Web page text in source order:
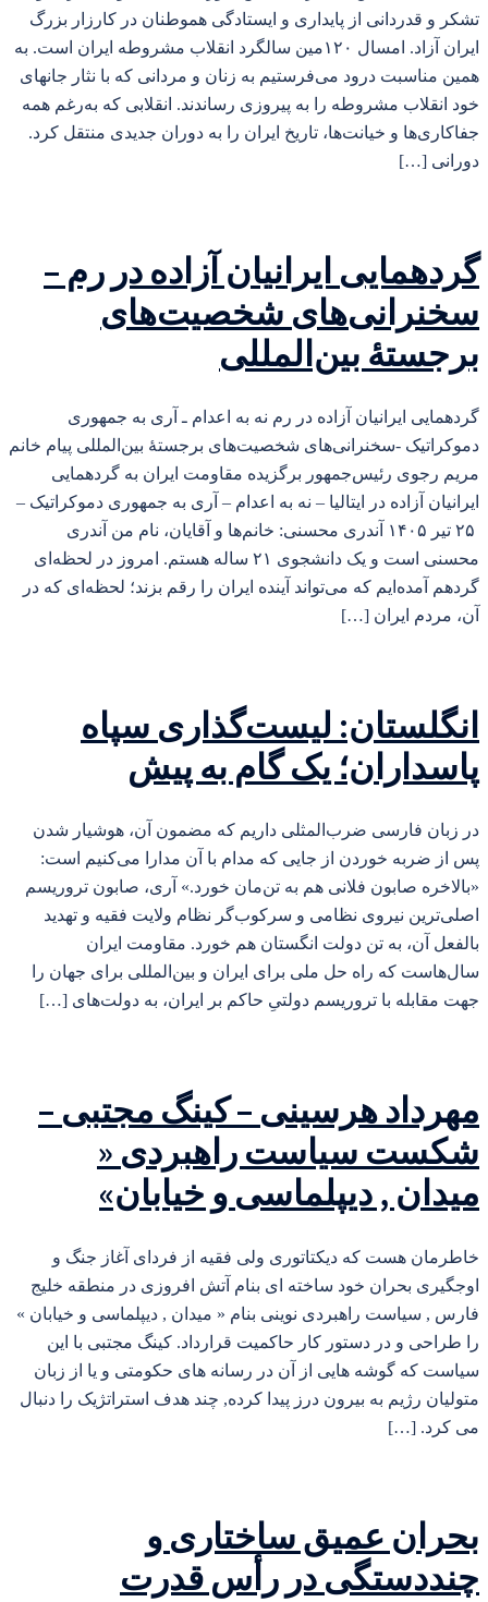
تشکر و قدردانی از پایداری و ایستادگی هموطنان در کارزار بزرگ
ایران آزاد. امسال ۱۲۰مین سالگرد انقلاب مشروطه ایران است. به
همین مناسبت درود می‌فرستیم به زنان و مردانی که با نثار جانهای
خود انقلاب مشروطه را به پیروزی رساندند. انقلابی که به‌رغم همه
جفاکاری‌ها و خیانت‌ها، تاریخ ایران را به دوران جدیدی منتقل کرد.
دورانی […]
گردهمایی ایرانیان آزاده در رم –
سخنرانی‌های شخصیت‌های
برجستهٔ بین‌المللی
گردهمایی ایرانیان آزاده در رم نه به اعدام ـ آری به جمهوری
دموکراتیک -سخنرانی‌های شخصیت‌های برجستهٔ بین‌المللی پیام خانم
مریم رجوی رئیس‌جمهور برگزیده مقاومت ایران به گردهمایی
ایرانیان آزاده در ایتالیا – نه به اعدام – آری به جمهوری دموکراتیک –
۲۵ تیر ۱۴۰۵ آندری محسنی: خانم‌ها و آقایان، نام من آندری
محسنی است و یک دانشجوی ۲۱ ساله هستم. امروز در لحظه‌ای
گردهم آمده‌ایم که می‌تواند آینده ایران را رقم بزند؛ لحظه‌ای که در
آن، مردم ایران […]
انگلستان: لیست‌گذاری سپاه
پاسداران؛ یک گام به پیش
در زبان فارسی ضرب‌المثلی داریم که مضمون آن، هوشیار شدن
پس از ضربه خوردن از جایی که مدام با آن مدارا می‌کنیم است:
«بالاخره صابون فلانی هم به تن‌مان خورد.» آری، صابون تروریسم
اصلی‌ترین نیروی نظامی و سرکوب‌گر نظام ولایت فقیه و تهدید
بالفعل آن، به تن دولت انگستان هم خورد. مقاومت ایران
سال‌هاست که راه حل ملی برای ایران و بین‌المللی برای جهان را
جهت مقابله با تروریسم دولتیِ حاکم بر ایران، به دولت‌های […]
مهرداد هرسینی – کینگ مجتبی –
شکست سیاست راهبردی «
میدان , دیپلماسی و خیابان»
خاطرمان هست که دیکتاتوری ولی فقیه از فردای آغاز جنگ و
اوجگیری بحران خود ساخته ای بنام آتش افروزی در منطقه خلیج
فارس , سیاست راهبردی نوینی بنام « میدان , دیپلماسی و خیابان »
را طراحی و در دستور کار حاکمیت قرارداد. کینگ مجتبی با این
سیاست که گوشه هایی از آن در رسانه های حکومتی و یا از زبان
متولیان رژیم به بیرون درز پیدا کرده, چند هدف استراتژیک را دنبال
می کرد. […]
بحران عمیق ساختاری و
چنددستگی در رأس قدرت